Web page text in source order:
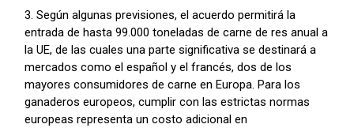
3. Según algunas previsiones, el acuerdo permitirá la
entrada de hasta 99.000 toneladas de carne de res anual a
la UE, de las cuales una parte significativa se destinará a
mercados como el español y el francés, dos de los
mayores consumidores de carne en Europa. Para los
ganaderos europeos, cumplir con las estrictas normas
europeas representa un costo adicional en